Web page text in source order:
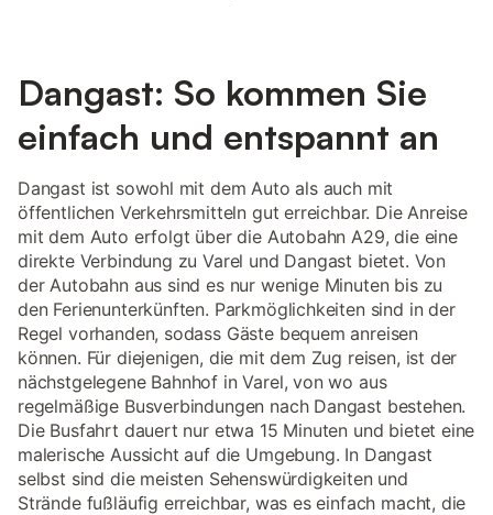
Dangast: So kommen Sie
einfach und entspannt an
Dangast ist sowohl mit dem Auto als auch mit
öffentlichen Verkehrsmitteln gut erreichbar. Die Anreise
mit dem Auto erfolgt über die Autobahn A29, die eine
direkte Verbindung zu Varel und Dangast bietet. Von
der Autobahn aus sind es nur wenige Minuten bis zu
den Ferienunterkünften. Parkmöglichkeiten sind in der
Regel vorhanden, sodass Gäste bequem anreisen
können. Für diejenigen, die mit dem Zug reisen, ist der
nächstgelegene Bahnhof in Varel, von wo aus
regelmäßige Busverbindungen nach Dangast bestehen.
Die Busfahrt dauert nur etwa 15 Minuten und bietet eine
malerische Aussicht auf die Umgebung. In Dangast
selbst sind die meisten Sehenswürdigkeiten und
Strände fußläufig erreichbar, was es einfach macht, die